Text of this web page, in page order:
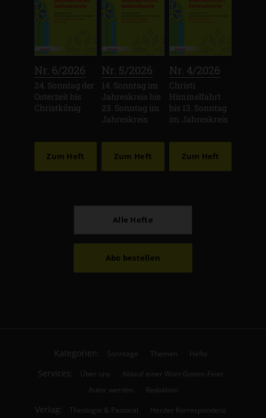
Nr. 6/2026
24. Sonntag der
Osterzeit bis
Christkönig
Zum Heft
Nr. 5/2026
14. Sonntag im
Jahreskreis bis
23. Sonntag im
Jahreskreis
Zum Heft
Nr. 4/2026
Christi
Himmelfahrt
bis 13. Sonntag
im Jahreskreis
Zum Heft
Alle Hefte
Abo bestellen
Kategorien: Sonntage Themen Hefte
Services: Über uns
Ablauf einer Wort-Gottes-Feier
Autor werden
Redaktion
Verlag: Theologie & Pastoral
Herder Korrespondenz